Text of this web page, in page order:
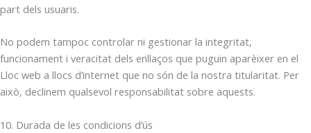
part dels usuaris.
No podem tampoc controlar ni gestionar la integritat,
funcionament i veracitat dels enllaços que puguin aparèixer en el
Lloc web a llocs d’internet que no són de la nostra titularitat. Per
això, declinem qualsevol responsabilitat sobre aquests.
10. Durada de les condicions d’ús